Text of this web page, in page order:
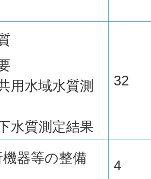
用水域水質測
水質測定結果
32
器等の整備
4